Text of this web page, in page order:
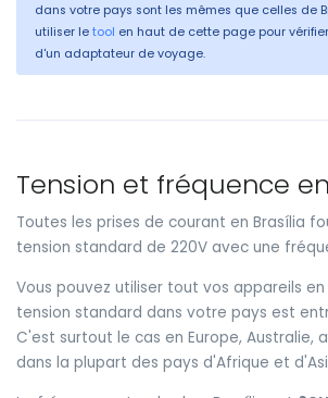
dans votre pays sont les mêmes que celles de
utiliser le tool en haut de cette page pour
d'un adaptateur de voyage.
Tension et fréquence
Toutes les prises de courant en Brasília
tension standard de 220V avec une
Vous pouvez utiliser tout vos appareils en
tension standard dans votre pays est
C'est surtout le cas en Europe, Australie,
dans la plupart des pays d'Afrique et